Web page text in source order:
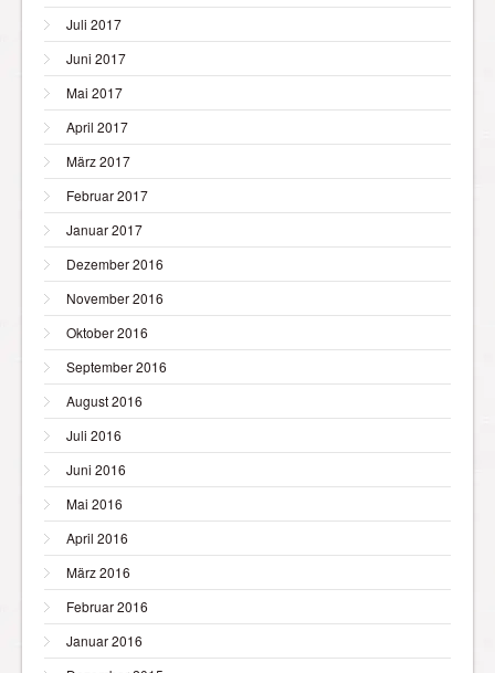
Juli 2017
Juni 2017
Mai 2017
April 2017
März 2017
Februar 2017
Januar 2017
Dezember 2016
November 2016
Oktober 2016
September 2016
August 2016
Juli 2016
Juni 2016
Mai 2016
April 2016
März 2016
Februar 2016
Januar 2016